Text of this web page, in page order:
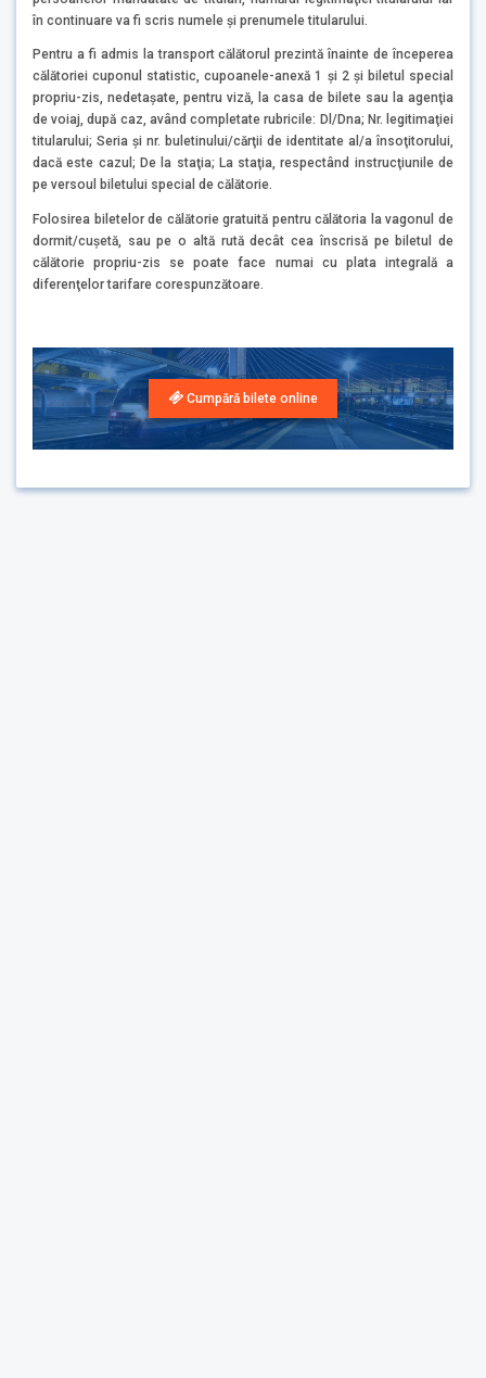
în continuare va fi scris numele şi prenumele titularului.
Pentru a fi admis la transport călătorul prezintă înainte de începerea
călătoriei cuponul statistic, cupoanele-anexă 1 şi 2 şi biletul special
propriu-zis, nedetaşate, pentru viză, la casa de bilete sau la agenţia
de voiaj, după caz, având completate rubricile: Dl/Dna; Nr. legitimaţiei
titularului; Seria şi nr. buletinului/cărţii de identitate al/a însoţitorului,
dacă este cazul; De la staţia; La staţia, respectând instrucţiunile de
pe versoul biletului special de călătorie.
Folosirea biletelor de călătorie gratuită pentru călătoria la vagonul de
dormit/cuşetă, sau pe o altă rută decât cea înscrisă pe biletul de
călătorie propriu-zis se poate face numai cu plata integrală a
diferenţelor tarifare corespunzătoare.
Cumpără bilete online